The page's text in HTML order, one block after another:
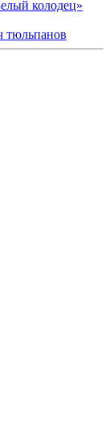
колодец»
тюльпанов